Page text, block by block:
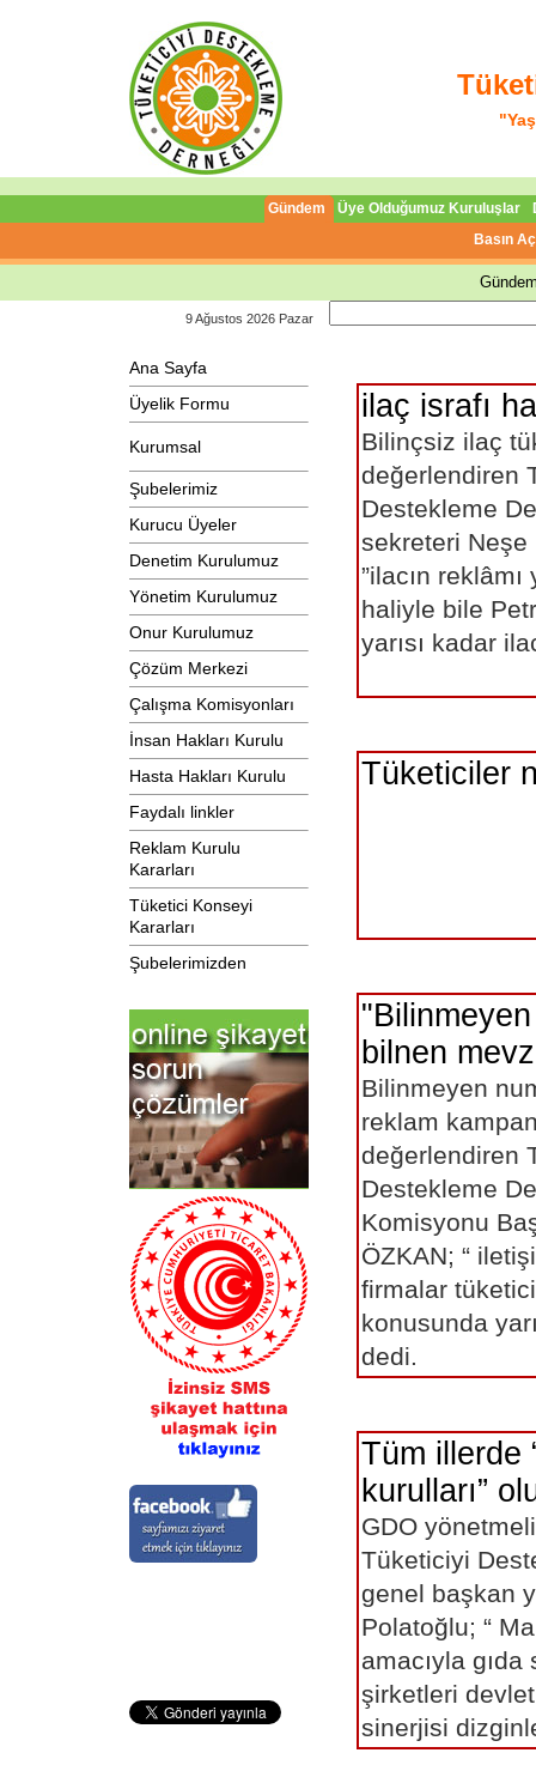
Gündem Üye Olduğumuz Kuruluşlar
Basın
9 Ağustos 2026 Pazar
Ana Sayfa
Üyelik Formu
Kurumsal
Şubelerimiz
Kurucu Üyeler
Denetim Kurulumuz
Yönetim Kurulumuz
Onur Kurulumuz
Çözüm Merkezi
Çalışma Komisyonları
İnsan Hakları Kurulu
Hasta Hakları Kurulu
Faydalı linkler
Reklam Kurulu
Kararları
Tüketici Konseyi
Kararları
Şubelerimizden
ilaç israfı
Bilinçsiz ilaç
değerlendiren
Destekleme
sekreteri Neşe
”ilacın
haliyle bile
yarısı kadar
Tüketiciler
bilnen
Bilinmeyen
reklam
değerlendiren
Destekleme
Komisyonu
ÖZKAN; “
firmalar
konusunda
dedi.
Tüm illerde
kurulları”
GDO
Tüketiciyi
genel başkan
Polatoğlu; “
amacıyla
şirketleri
sinerjisi